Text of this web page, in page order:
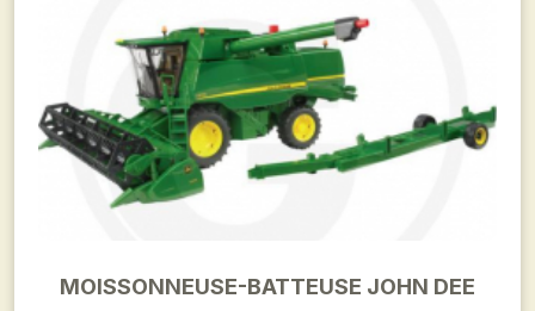
MOISSONNEUSE-BATTEUSE JOHN DEE